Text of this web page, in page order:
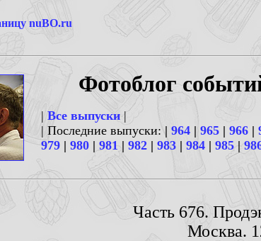
nuBO.ru
Фотоблог
| Все выпуски |
| Последние выпуски: | 964 | 965 | 966 |
979 | 980 | 981 | 982 | 983 | 984 | 985 |
Часть 676.
Москва.